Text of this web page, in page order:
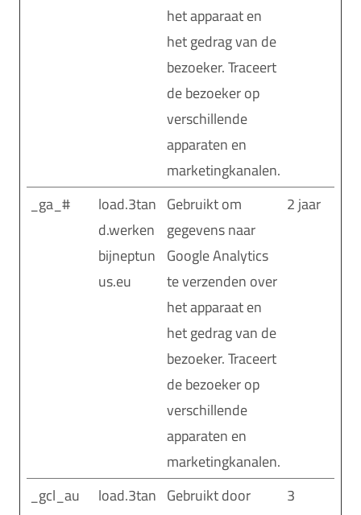
het apparaat en
het gedrag van de
bezoeker. Traceert
de bezoeker op
verschillende
apparaten en
marketingkanalen.
_ga_#
load.3tan
d.werken
bijneptun
us.eu
Gebruikt om
gegevens naar
Google Analytics
te verzenden over
het apparaat en
het gedrag van de
bezoeker. Traceert
de bezoeker op
verschillende
apparaten en
marketingkanalen.
2 jaar
_gcl_au
load.3tan
Gebruikt door
3